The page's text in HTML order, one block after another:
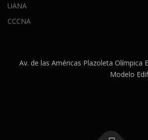
UANA
CCCNA
Av. de las Américas Plazoleta Olímpica
Modelo